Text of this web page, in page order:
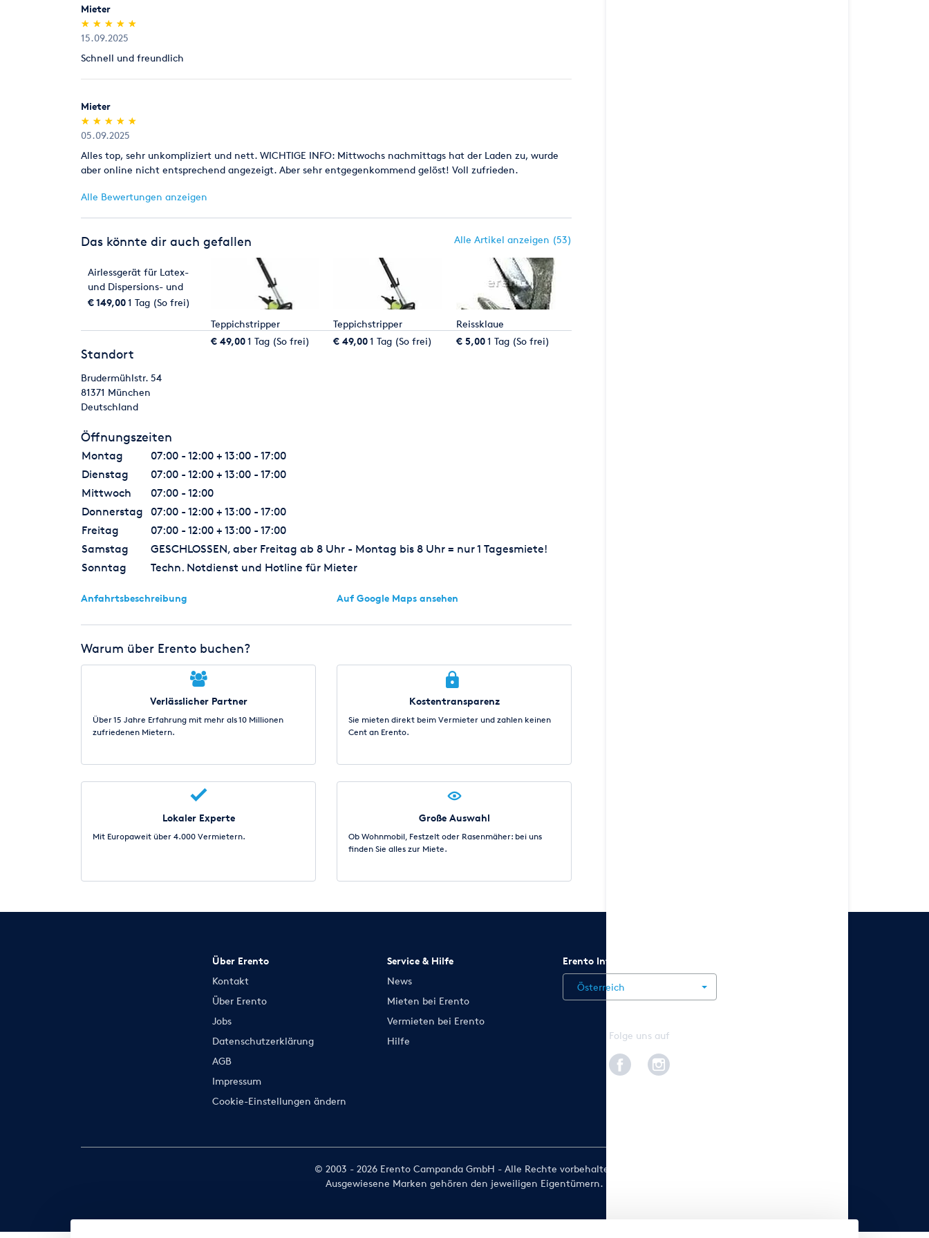
Mieter
(*)
★
★
(*) ★
★
(*) ★
★
(*) ★
★
(*) ★
★
15.09.2025
Schnell und freundlich
Mieter
(*)
★
★
(*) ★
★
(*) ★
★
(*) ★
★
(*) ★
★
05.09.2025
Alles top, sehr unkompliziert und nett. WICHTIGE INFO: Mittwochs nachmittags hat der Laden zu, wurde
aber online nicht entsprechend angezeigt. Aber sehr entgegenkommend gelöst! Voll zufrieden.
Alle Bewertungen anzeigen
Das könnte dir auch gefallen Alle Artikel anzeigen (53)
Airlessgerät für Latex-
und Dispersions- und
Fassedenfarben
€ 149,001 Tag (So frei)
Teppichstripper
€ 49,001 Tag (So frei)
Teppichstripper
€ 49,001 Tag (So frei)
Reissklaue
€ 5,001 Tag (So frei)
Standort
Brudermühlstr. 54
81371 München
Deutschland
Öffnungszeiten
Montag
07:00 - 12:00 + 13:00 - 17:00
Dienstag
07:00 - 12:00 + 13:00 - 17:00
Mittwoch
07:00 - 12:00
Donnerstag
07:00 - 12:00 + 13:00 - 17:00
Freitag
07:00 - 12:00 + 13:00 - 17:00
Samstag
GESCHLOSSEN, aber Freitag ab 8 Uhr - Montag bis 8 Uhr = nur 1 Tagesmiete!
Sonntag
Techn. Notdienst und Hotline für Mieter
Anfahrtsbeschreibung Auf Google Maps ansehen
Warum über Erento buchen?
Verlässlicher Partner
Über 15 Jahre Erfahrung mit mehr als 10 Millionen
zufriedenen Mietern.
Lokaler Experte
Mit Europaweit über 4.000 Vermietern.
Kostentransparenz
Sie mieten direkt beim Vermieter und zahlen keinen
Cent an Erento.
Große Auswahl
Ob Wohnmobil, Festzelt oder Rasenmäher: bei uns
finden Sie alles zur Miete.
Über Erento
Kontakt
Über Erento
Jobs
Datenschutzerklärung
AGB
Impressum
Cookie-Einstellungen ändern
Service & Hilfe
News
Mieten bei Erento
Vermieten bei Erento
Hilfe
Erento International
Österreich
Folge uns auf
© 2003 - 2026 Erento Campanda GmbH - Alle Rechte vorbehalten
Ausgewiesene Marken gehören den jeweiligen Eigentümern.